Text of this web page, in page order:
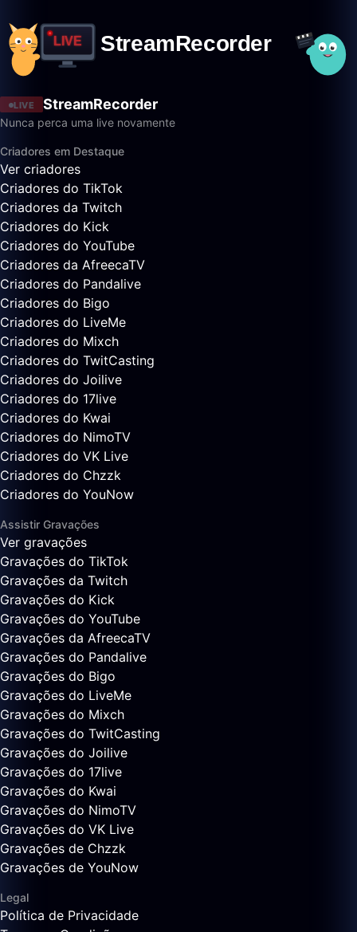
LIVE StreamRecorder
Nunca perca uma live novamente
Criadores em Destaque
Ver criadores
Criadores do TikTok
Criadores da Twitch
Criadores do Kick
Criadores do YouTube
Criadores da AfreecaTV
Criadores do Pandalive
Criadores do Bigo
Criadores do LiveMe
Criadores do Mixch
Criadores do TwitCasting
Criadores do Joilive
Criadores do 17live
Criadores do Kwai
Criadores do NimoTV
Criadores do VK Live
Criadores do Chzzk
Criadores do YouNow
Assistir Gravações
Ver gravações
Gravações do TikTok
Gravações da Twitch
Gravações do Kick
Gravações do YouTube
Gravações da AfreecaTV
Gravações do Pandalive
Gravações do Bigo
Gravações do LiveMe
Gravações do Mixch
Gravações do TwitCasting
Gravações do Joilive
Gravações do 17live
Gravações do Kwai
Gravações do NimoTV
Gravações do VK Live
Gravações de Chzzk
Gravações de YouNow
Legal
Política de Privacidade